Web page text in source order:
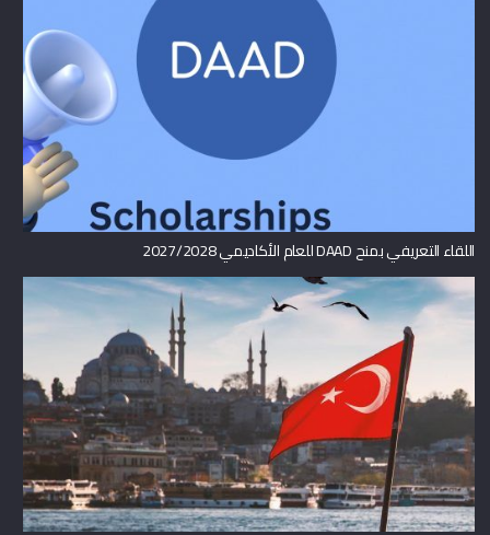
اللقاء التعريفي بمنح DAAD للعام الأكاديمي 2027/2028